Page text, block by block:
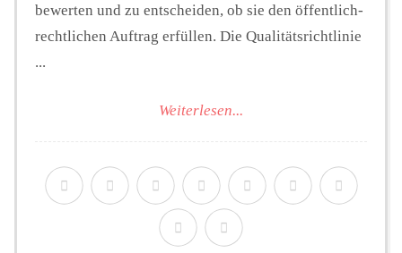
bewerten und zu entscheiden, ob sie den öffentlich-
rechtlichen Auftrag erfüllen. Die Qualitätsrichtlinie
...
Weiterlesen...